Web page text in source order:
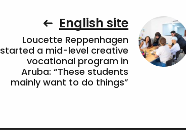
English site
Loucette Reppenhagen
started a mid-level creative
vocational program in
Aruba: “These students
mainly want to do things”